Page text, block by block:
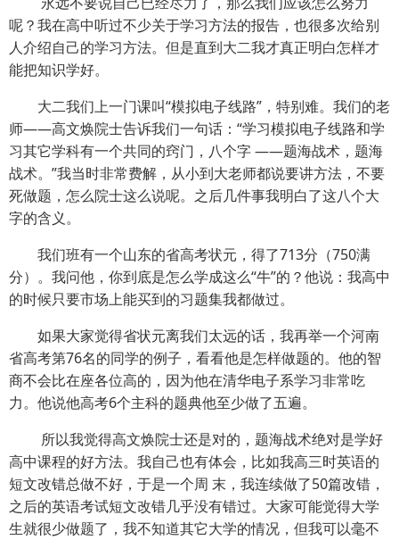
呢？我在高中听过不少关于学习方法的报告，也很多次给别
人介绍自己的学习方法。但是直到大二我才真正明白怎样才
能把知识学好。
大二我们上一门课叫“模拟电子线路”，特别难。我们的老
师——高文焕院士告诉我们一句话：“学习模拟电子线路和学
习其它学科有一个共同的窍门，八个字 ——题海战术，题海
战术。”我当时非常费解，从小到大老师都说要讲方法，不要
死做题，怎么院士这么说呢。之后几件事我明白了这八个大
字的含义。
我们班有一个山东的省高考状元，得了713分（750满
分）。我问他，你到底是怎么学成这么“牛”的？他说：我高中
的时候只要市场上能买到的习题集我都做过。
如果大家觉得省状元离我们太远的话，我再举一个河南
省高考第76名的同学的例子，看看他是怎样做题的。他的智
商不会比在座各位高的，因为他在清华电子系学习非常吃
力。他说他高考6个主科的题典他至少做了五遍。
所以我觉得高文焕院士还是对的，题海战术绝对是学好
高中课程的好方法。我自己也有体会，比如我高三时英语的
短文改错总做不好，于是一个周 末，我连续做了50篇改错，
之后的英语考试短文改错几乎没有错过。大家可能觉得大学
生就很少做题了，我不知道其它大学的情况，但我可以毫不